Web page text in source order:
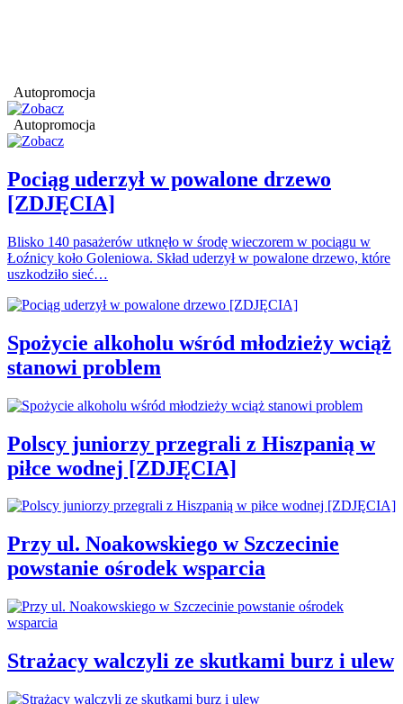
Autopromocja
Autopromocja
Pociąg uderzył w powalone drzewo
[ZDJĘCIA]
Blisko 140 pasażerów utknęło w środę wieczorem w pociągu w
Łoźnicy koło Goleniowa. Skład uderzył w powalone drzewo, które
uszkodziło sieć…
Spożycie alkoholu wśród młodzieży wciąż
stanowi problem
Polscy juniorzy przegrali z Hiszpanią w
piłce wodnej [ZDJĘCIA]
Przy ul. Noakowskiego w Szczecinie
powstanie ośrodek wsparcia
Strażacy walczyli ze skutkami burz i ulew